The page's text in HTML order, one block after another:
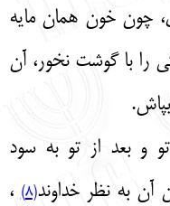
خون همان مایه‌
با گوشت نخور، آن
و بعد از تو به سود
آن به نظر خداوند(8)
،